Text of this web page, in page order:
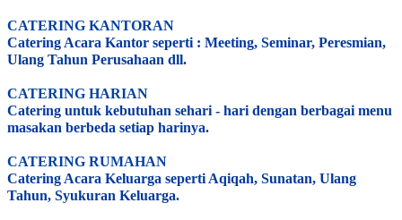
CATERING KANTORAN
Catering Acara Kantor seperti : Meeting, Seminar, Peresmian,
Ulang Tahun Perusahaan dll.
CATERING HARIAN
Catering untuk kebutuhan sehari - hari dengan berbagai menu
masakan berbeda setiap harinya.
CATERING RUMAHAN
Catering Acara Keluarga seperti Aqiqah, Sunatan, Ulang
Tahun, Syukuran Keluarga.